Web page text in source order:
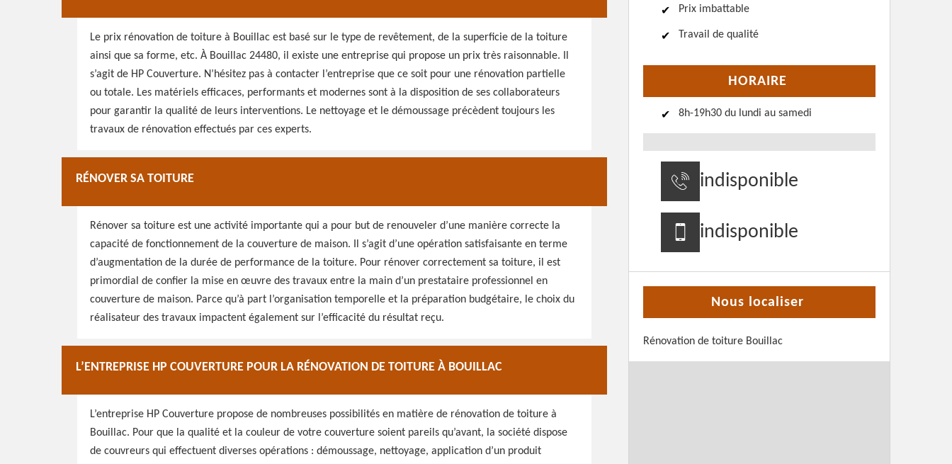
Le prix rénovation de toiture à Bouillac est basé sur le type de revêtement, de la superficie de la toiture
ainsi que sa forme, etc. À Bouillac 24480, il existe une entreprise qui propose un prix très raisonnable. Il
s’agit de HP Couverture. N’hésitez pas à contacter l’entreprise que ce soit pour une rénovation partielle
ou totale. Les matériels efficaces, performants et modernes sont à la disposition de ses collaborateurs
pour garantir la qualité de leurs interventions. Le nettoyage et le démoussage précèdent toujours les
travaux de rénovation effectués par ces experts.
RÉNOVER SA TOITURE
Rénover sa toiture est une activité importante qui a pour but de renouveler d’une manière correcte la
capacité de fonctionnement de la couverture de maison. Il s’agit d’une opération satisfaisante en terme
d’augmentation de la durée de performance de la toiture. Pour rénover correctement sa toiture, il est
primordial de confier la mise en œuvre des travaux entre la main d’un prestataire professionnel en
couverture de maison. Parce qu’à part l’organisation temporelle et la préparation budgétaire, le choix du
réalisateur des travaux impactent également sur l’efficacité du résultat reçu.
L’ENTREPRISE HP COUVERTURE POUR LA RÉNOVATION DE TOITURE À BOUILLAC
L’entreprise HP Couverture propose de nombreuses possibilités en matière de rénovation de toiture à
Bouillac. Pour que la qualité et la couleur de votre couverture soient pareils qu’avant, la société dispose
de couvreurs qui effectuent diverses opérations : démoussage, nettoyage, application d’un produit
Prix imbattable
Travail de qualité
HORAIRE
8h-19h30 du lundi au samedi
indisponible
indisponible
Nous localiser
Rénovation de toiture Bouillac